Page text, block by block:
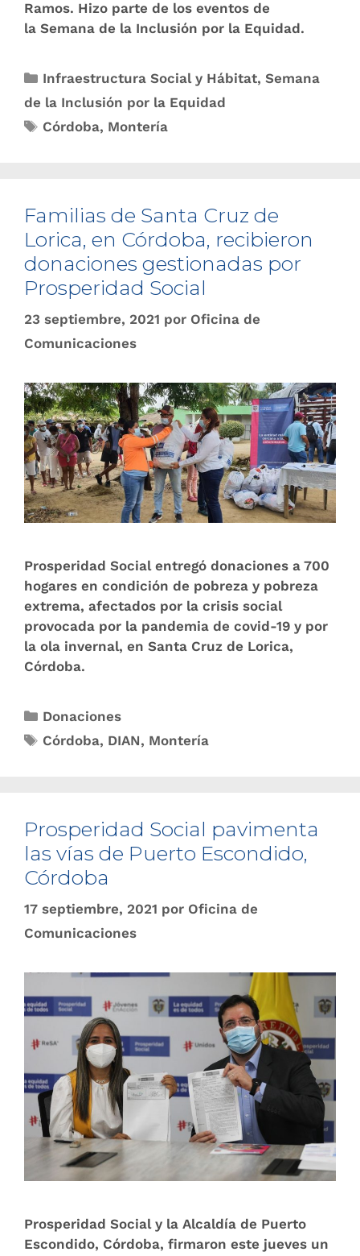
Ramos. Hizo parte de los eventos de
la Semana de la Inclusión por la Equidad.
Infraestructura Social y Hábitat,Semana
de la Inclusión por la Equidad
Córdoba, Montería
Familias de Santa Cruz de
Lorica, en Córdoba, recibieron
donaciones gestionadas por
Prosperidad Social
23 septiembre, 2021 por Oficina de
Comunicaciones
Prosperidad Social entregó donaciones a 700
hogares en condición de pobreza y pobreza
extrema, afectados por la crisis social
provocada por la pandemia de covid-19 y por
la ola invernal, en Santa Cruz de Lorica,
Córdoba.
Donaciones
Córdoba, DIAN, Montería
Prosperidad Social pavimenta
las vías de Puerto Escondido,
Córdoba
17 septiembre, 2021 por Oficina de
Comunicaciones
Prosperidad Social y la Alcaldía de Puerto
Escondido, Córdoba, firmaron este jueves un